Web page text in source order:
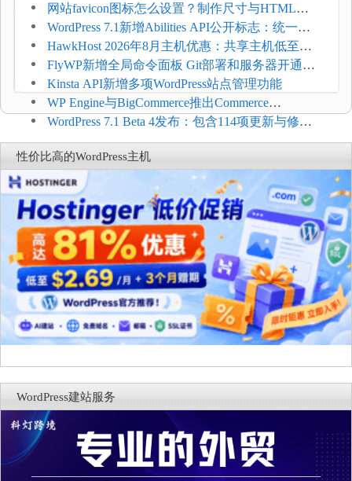
压和订单延迟
网站favicon图标怎么设置？制作尺寸与HTML添
加方法
WordPress 7.1新增Abilities API公开标志：统一支
持REST API、MCP与AI代理
HawkHost 2026年8月主机优惠：共享主机低至
$2.61/月，高性能主机同步折扣
FlyWP新增全局命令面板 Git部署和服务器开通更
方便
Kinsta API新增多项WordPress站点管理功能
WP Engine与BigCommerce推出Commerce
Connect：WordPress商店可保留前台体验并扩展电
商能力
WordPress 7.1 Beta 4发布：包含114项更新与修
复，仅建议在测试环境体验
性价比高的WordPress主机
WordPress建站服务